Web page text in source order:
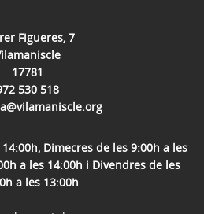
Figueres, 7
17781
530 518
Dimecres de les 9:00h a les
a les 14:00h i Divendres de les
a les 13:00h